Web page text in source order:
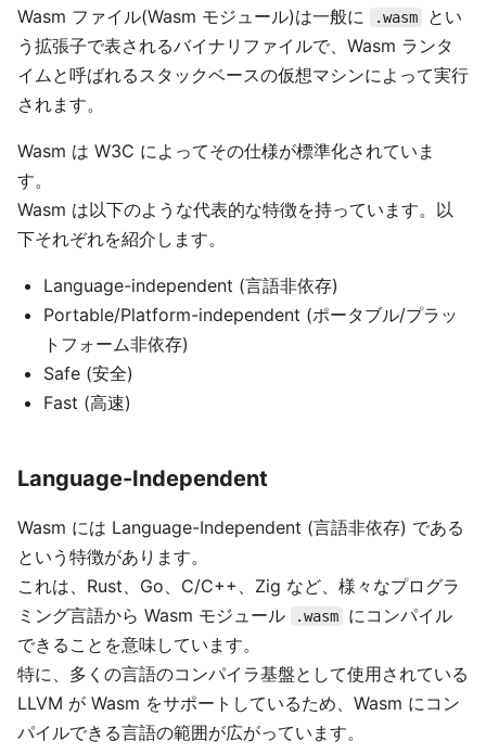
Wasm ファイル(Wasm モジュール)は一般に
.wasm
とい
う拡張子で表されるバイナリファイルで、Wasm ランタ
イムと呼ばれるスタックベースの仮想マシンによって実行
されます。
Wasm は W3C によってその仕様が標準化されていま
す。
Wasm は以下のような代表的な特徴を持っています。以
下それぞれを紹介します。
Language-independent (言語非依存)
Portable/Platform-independent (ポータブル/プラッ
トフォーム非依存)
Safe (安全)
Fast (高速)
Language-Independent
Wasm には Language-Independent (言語非依存) である
という特徴があります。
これは、Rust、Go、C/C++、Zig など、様々なプログラ
ミング言語から Wasm モジュール
.wasm
にコンパイル
できることを意味しています。
特に、多くの言語のコンパイラ基盤として使用されている
LLVM が Wasm をサポートしているため、Wasm にコン
パイルできる言語の範囲が広がっています。